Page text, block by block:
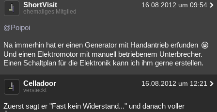
ShortVisit 16.08.2012 um 09:54
ehemaliges Mitglied
@Poipoi
Na immerhin hat er einen Generator mit Handantrieb erfunden
Und einen Elektromotor mit manuell betriebenem Unterbrecher.
Einen Schaltplan für die Elektronik kann ich ihm gerne erstellen.
Celladoor 16.08.2012 um 12:21
versteckt
Zuerst sagt er "Fast kein Widerstand..." und danach voller